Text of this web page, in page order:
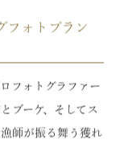
フォトプラン
フォトグラファー
ブーケ、そしてス
師が振る舞う獲れ